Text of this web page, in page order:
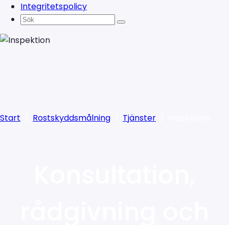
Integritetspolicy
Start Rostskyddsmålning Tjänster